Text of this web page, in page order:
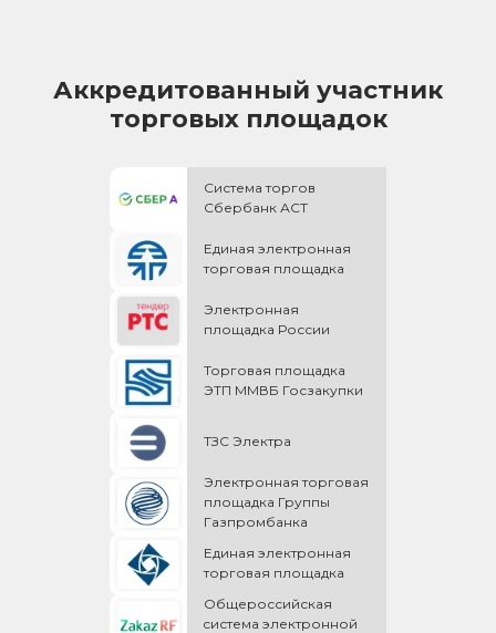
Аккредитованный участник
торговых площадок
Система торгов
Сбербанк АСТ
Единая электронная
торговая площадка
Электронная
площадка России
Торговая площадка
ЭТП ММВБ Госзакупки
ТЗС Электра
Электронная торговая
площадка Группы
Газпромбанка
Единая электронная
торговая площадка
Общероссийская
cистема электронной